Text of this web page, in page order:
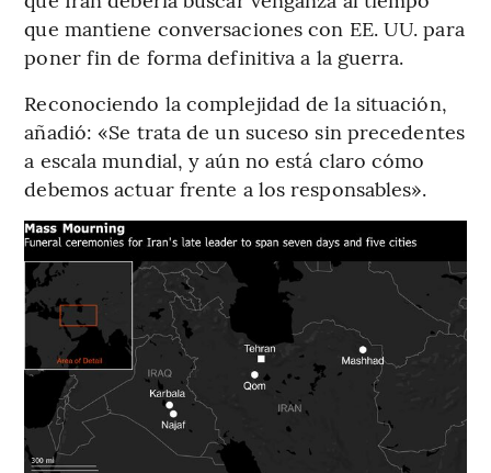
que mantiene conversaciones con EE. UU. para
poner fin de forma definitiva a la guerra.
Reconociendo la complejidad de la situación,
añadió: «Se trata de un suceso sin precedentes
a escala mundial, y aún no está claro cómo
debemos actuar frente a los responsables».